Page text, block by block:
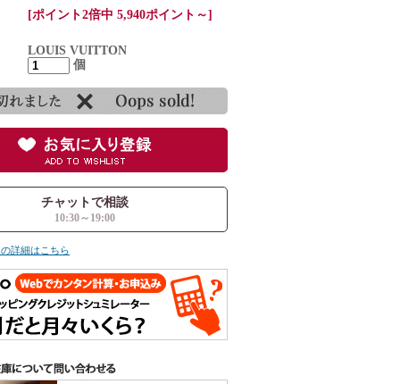
[ポイント2倍中 5,940ポイント～]
LOUIS VUITTON
個
チャットで相談
10:30～19:00
詳細はこちら